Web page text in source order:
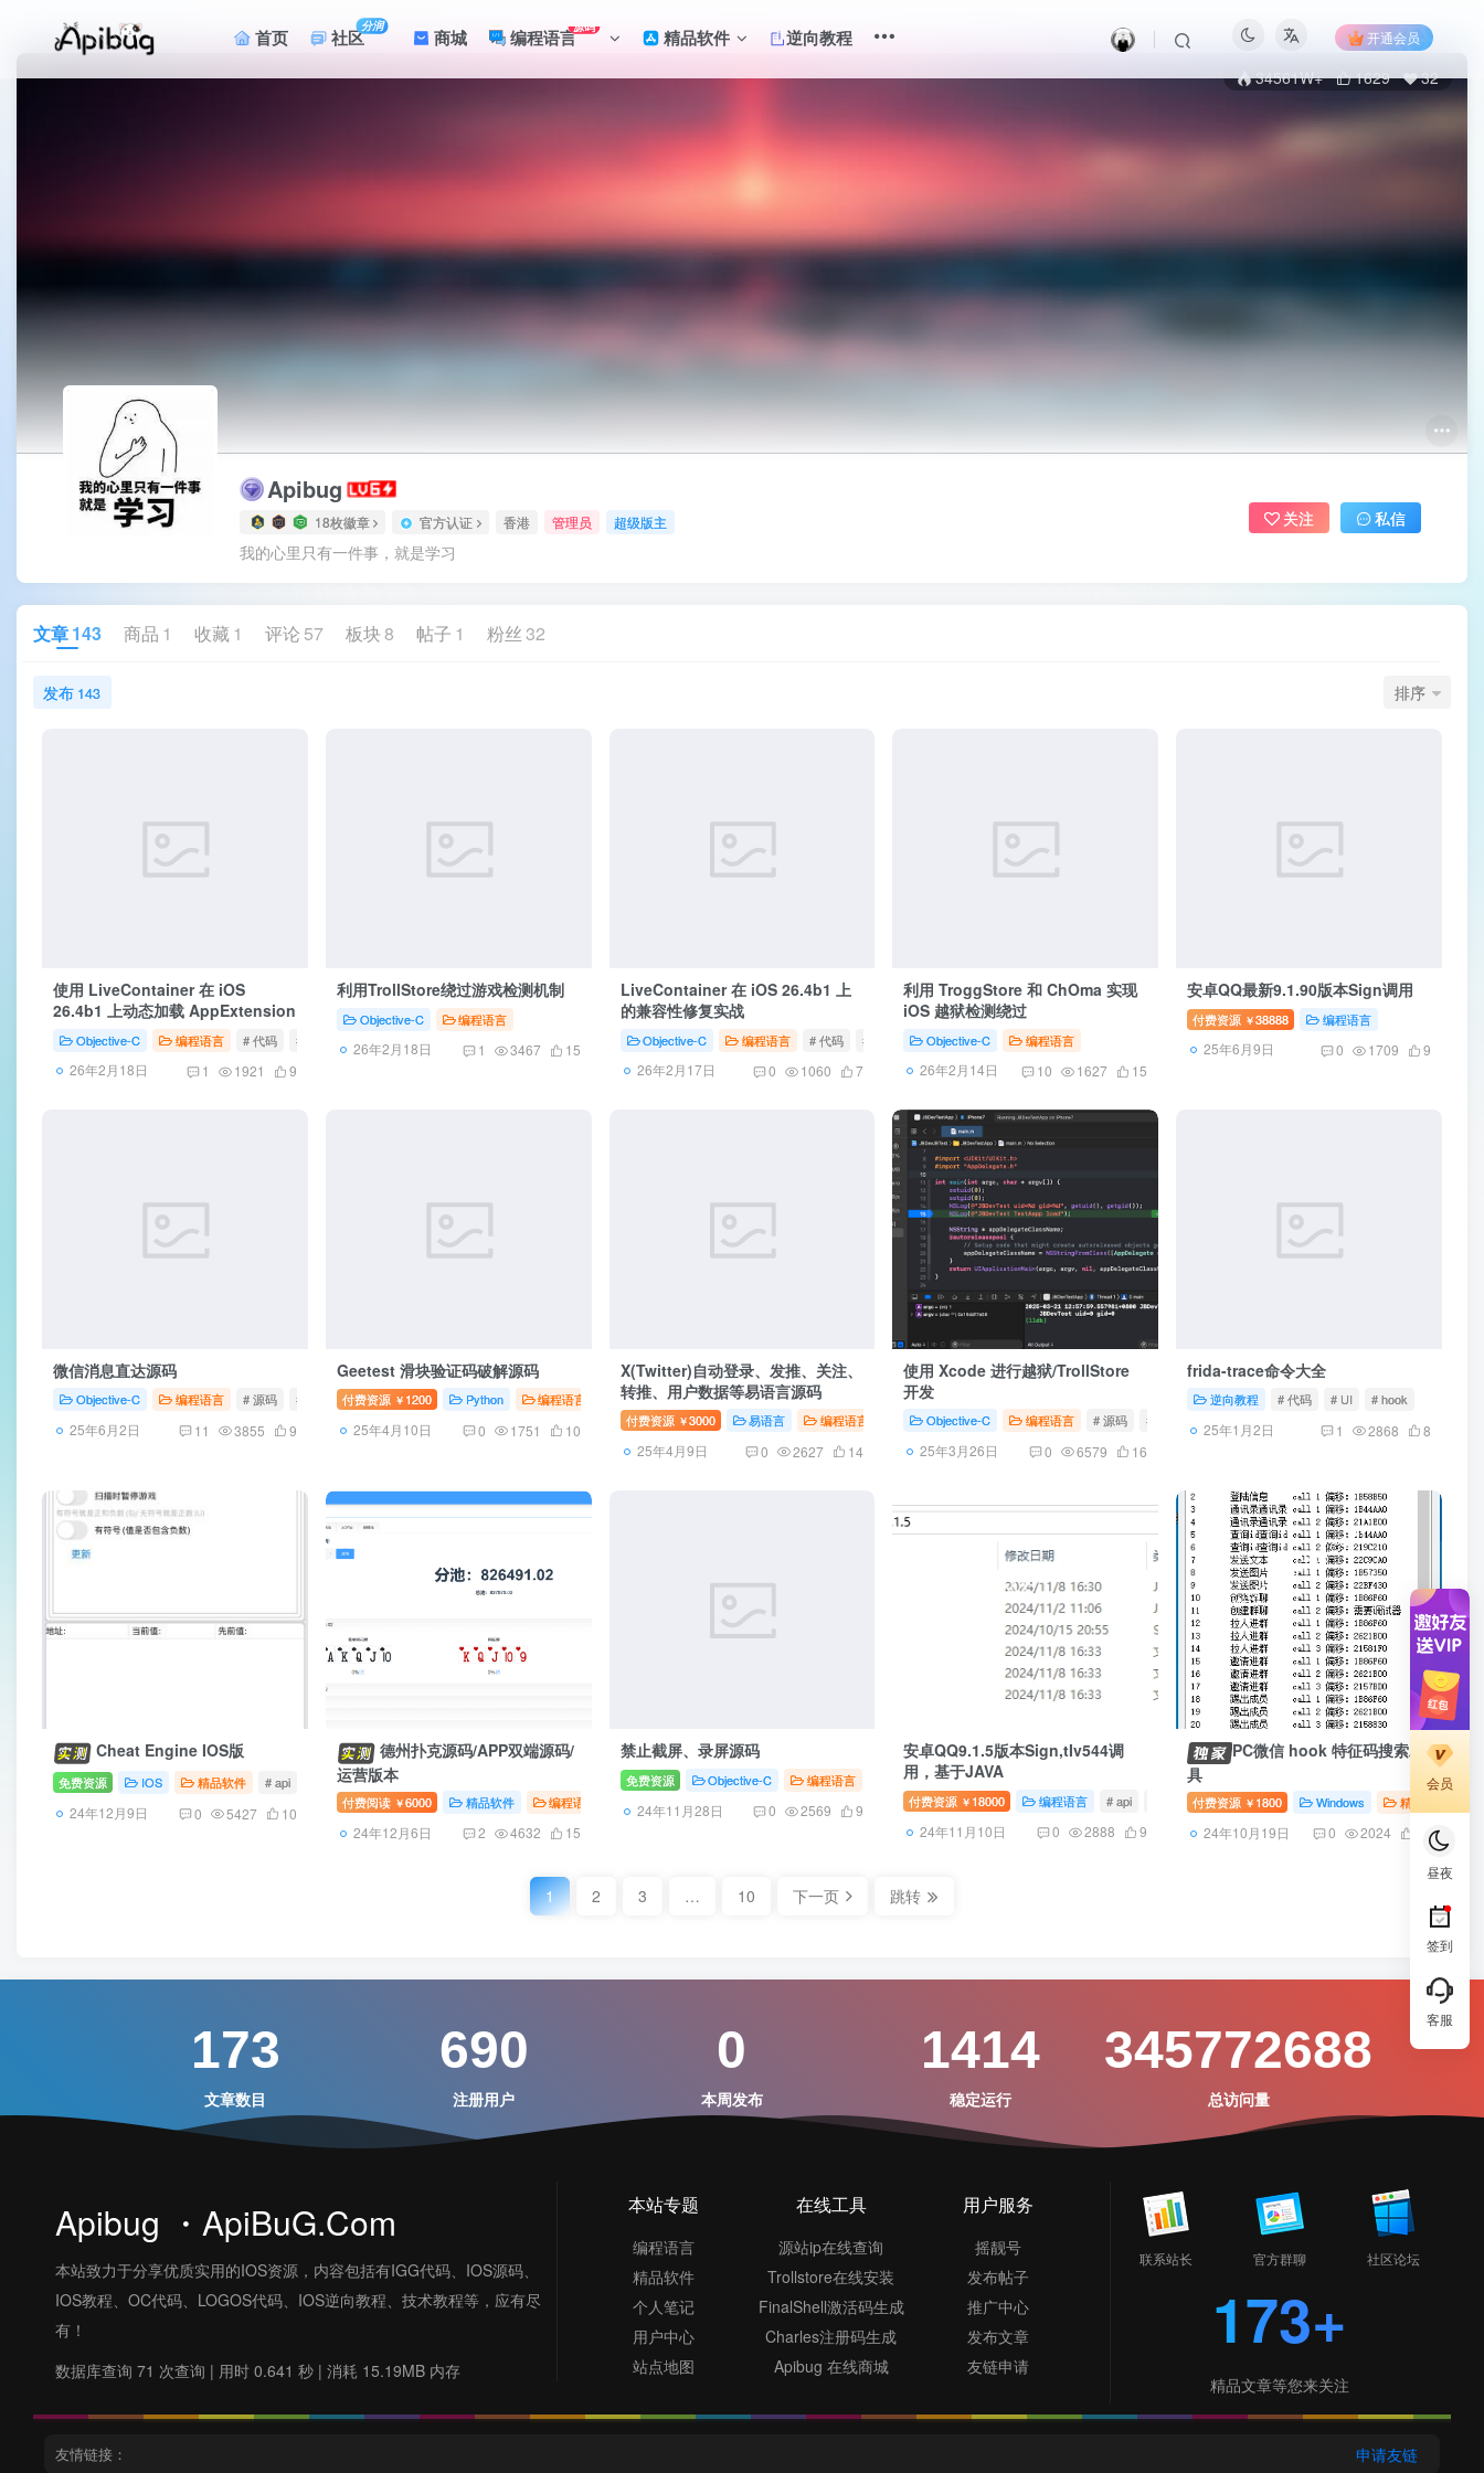
首页 社区分润 商城 编程语言源码 精品软件 逆向教程 开通会员
34561W+ 1629 32
Apibug
18枚徽章 官方认证 香港 管理员 超级版主
我的心里只有一件事，就是学习
关注 私信
文章143 商品 1 收藏 1 评论 57 板块8 帖子 1 粉丝 32
发布 143 排序
使用 LiveContainer 在 iOS
26.4b1 上动态加载 AppExtension
Objective-C 编程语言 # 代码 # UI
26年2月18日 1 1921 9
利用TrollStore绕过游戏检测机制
Objective-C 编程语言
26年2月18日 1 3467 15
LiveContainer 在 iOS 26.4b1 上
的兼容性修复实战
Objective-C 编程语言 # 代码 # hook # ce
26年2月17日 0 1060 7
利用 TroggStore 和 ChOma 实现
iOS 越狱检测绕过
Objective-C 编程语言
26年2月14日 10 1627 15
安卓QQ最新9.1.90版本Sign调用
付费资源 ￥38888 编程语言
25年6月9日 0 1709 9
微信消息直达源码
Objective-C 编程语言 # 源码 # UI # hook
25年6月2日 11 3855 9
Geetest 滑块验证码破解源码
付费资源 ￥ 1200 Python 编程语言 # 源码 # 工具 # ce
25年4月10日 0 1751 10
X(Twitter)自动登录、发推、关注、
转推、用户数据等易语言源码
付费资源 ￥3000 易语言 编程语言 # 源码 # 工具 # 签名
25年4月9日 0 2627 14
使用 Xcode 进行越狱/TrollStore
开发
Objective-C 编程语言 # 源码 # 工具 # 越狱
25年3月26日 0 6579 16
frida-trace命令大全
逆向教程 # 代码 # UI # hook
25年1月2日 1 2868 8
Cheat Engine IOS版
免费资源 IOS 精品软件 # api # 工具 # ce
24年12月9日 0 5427 10
德州扑克源码/APP双端源码/
运营版本
付费阅读 ￥6000 精品软件 编程语言 网站源码 # api # 代码 # 源码
24年12月6日 2 4632 15
禁止截屏、录屏源码
免费资源 Objective-C 编程语言 # 代码 # 源码 # UI
24年11月28日 0 2569 9
安卓QQ9.1.5版本Sign,tIv544调
用，基于JAVA
付费资源 ￥ 18000 编程语言 # api # go
24年11月10日 0 2888 9
PC微信 hook 特征码搜索工
具
付费资源 ￥ 1800 Windows 精品软件
24年10月19日 0 2024 12
1 2 3 … 10 下一页 跳转
173
文章数目
690
注册用户
0
本周发布
1414
稳定运行
345772688
总访问量
Apibug ・ApiBuG.Com
本站致力于分享优质实用的IOS资源，内容包括有IGG代码、IOS源码、
IOS教程、OC代码、LOGOS代码、IOS逆向教程、技术教程等，应有尽
有！
数据库查询 71 次查询 | 用时 0.641 秒 | 消耗 15.19MB 内存
本站专题
编程语言
精品软件
个人笔记
用户中心
站点地图
在线工具
源站ip在线查询
Trollstore在线安装
FinalShell激活码生成
Charles注册码生成
Apibug 在线商城
用户服务
摇靓号
发布帖子
推广中心
发布文章
友链申请
联系站长 官方群聊 社区论坛
173+
精品文章等您来关注
友情链接： 申请友链
会员
昼夜
签到
客服